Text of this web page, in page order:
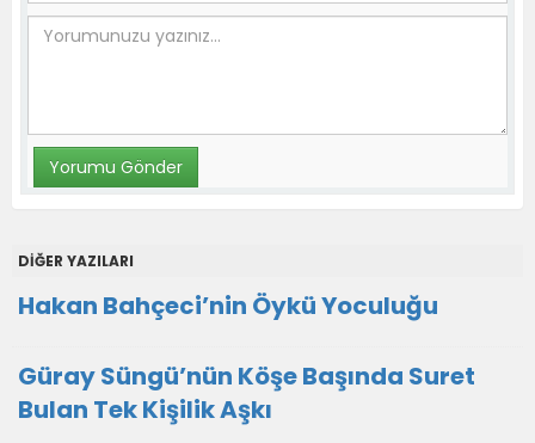
DİĞER YAZILARI
Hakan Bahçeci’nin Öykü Yoculuğu
Güray Süngü’nün Köşe Başında Suret
Bulan Tek Kişilik Aşkı